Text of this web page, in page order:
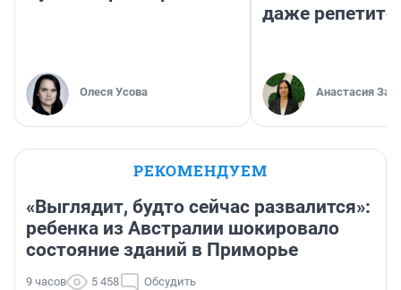
Олеся Усова
даже
Анастасия
РЕКОМЕНДУЕМ
«Выглядит, будто сейчас развалится»:
ребенка из Австралии шокировало
состояние зданий в Приморье
9 часов 5 458 Обсудить